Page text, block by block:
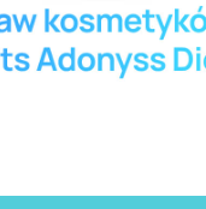
advance-esthetic.us